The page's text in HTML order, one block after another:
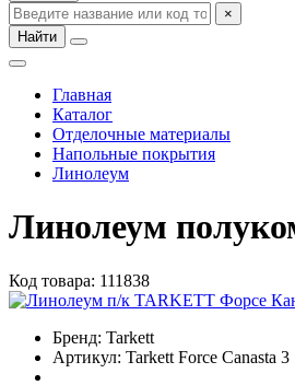
×
Найти
Главная
Каталог
Отделочные материалы
Напольные покрытия
Линолеум
Линолеум
Код товара: 111838
Бренд: Tarkett
Артикул: Tarkett Force Canasta 3